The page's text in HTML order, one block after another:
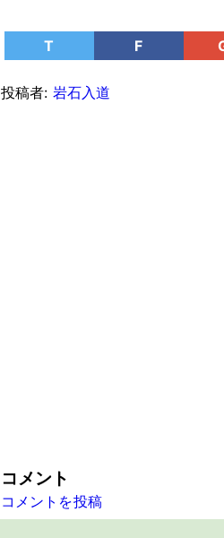
T F
投稿者: 岩石入道
コメント
コメントを投稿